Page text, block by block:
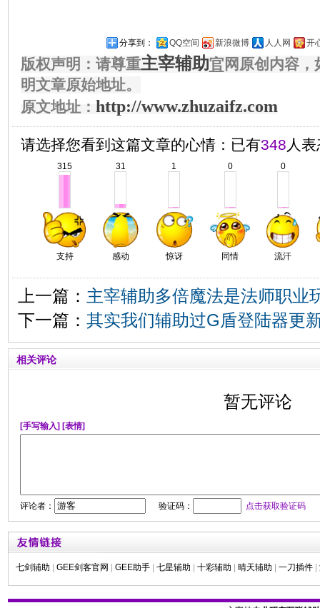
分享到： QQ空间 新浪微博 人人网 开
版权声明：请尊重主宰辅助官 网原创内容
明文章原始地址。
原文地址： http://www.zhuzaifz.com
请选择您看到这篇文章的心情：已有348 人
315
支持
31
感动
1
惊讶
0
同情
0
流汗
上一篇： 主宰辅助多倍魔法是法师职业
下一篇： 其实我们辅助过G盾登陆器更
相关评论
暂无评论
[手写输入] [表情]
评论者： 验证码： 点击获取验证码
七剑辅助 GEE剑客官网 GEE助手 七星辅助 十彩辅助 晴天辅助 一刀插件